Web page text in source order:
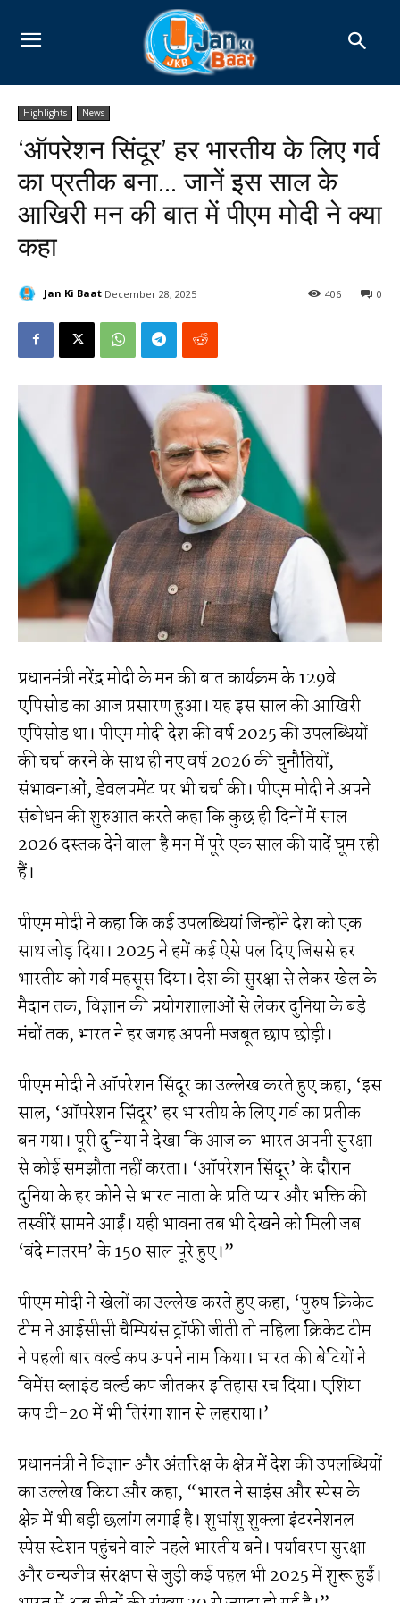
Highlights News
‘ऑपरेशन सिंदूर’ हर भारतीय के लिए गर्व
का प्रतीक बना… जानें इस साल के
आखिरी मन की बात में पीएम मोदी ने क्या
कहा
Jan Ki Baat December 28, 2025 0
406
प्रधानमंत्री नरेंद्र मोदी के मन की बात कार्यक्रम के 129वे
एपिसोड का आज प्रसारण हुआ। यह इस साल की आखिरी
एपिसोड था। पीएम मोदी देश की वर्ष 2025 की उपलब्धियों
की चर्चा करने के साथ ही नए वर्ष 2026 की चुनौतियों,
संभावनाओं, डेवलपमेंट पर भी चर्चा की। पीएम मोदी ने अपने
संबोधन की शुरुआत करते कहा कि कुछ ही दिनों में साल
2026 दस्तक देने वाला है मन में पूरे एक साल की यादें घूम रही
हैं।
पीएम मोदी ने कहा कि कई उपलब्धियां जिन्होंने देश को एक
साथ जोड़ दिया। 2025 ने हमें कई ऐसे पल दिए जिससे हर
भारतीय को गर्व महसूस दिया। देश की सुरक्षा से लेकर खेल के
मैदान तक, विज्ञान की प्रयोगशालाओं से लेकर दुनिया के बड़े
मंचों तक, भारत ने हर जगह अपनी मजबूत छाप छोड़ी।
पीएम मोदी ने ऑपरेशन सिंदूर का उल्लेख करते हुए कहा, ‘इस
साल, ‘ऑपरेशन सिंदूर’ हर भारतीय के लिए गर्व का प्रतीक
बन गया। पूरी दुनिया ने देखा कि आज का भारत अपनी सुरक्षा
से कोई समझौता नहीं करता। ‘ऑपरेशन सिंदूर’ के दौरान
दुनिया के हर कोने से भारत माता के प्रति प्यार और भक्ति की
तस्वीरें सामने आईं। यही भावना तब भी देखने को मिली जब
‘वंदे मातरम’ के 150 साल पूरे हुए।”
पीएम मोदी ने खेलों का उल्लेख करते हुए कहा, ‘पुरुष क्रिकेट
टीम ने आईसीसी चैम्पियंस ट्रॉफी जीती तो महिला क्रिकेट टीम
ने पहली बार वर्ल्ड कप अपने नाम किया। भारत की बेटियों ने
विमेंस ब्लाइंड वर्ल्ड कप जीतकर इतिहास रच दिया। एशिया
कप टी-20 में भी तिरंगा शान से लहराया।’
प्रधानमंत्री ने विज्ञान और अंतरिक्ष के क्षेत्र में देश की उपलब्धियों
का उल्लेख किया और कहा, “भारत ने साइंस और स्पेस के
क्षेत्र में भी बड़ी छलांग लगाई है। शुभांशु शुक्ला इंटरनेशनल
स्पेस स्टेशन पहुंचने वाले पहले भारतीय बने। पर्यावरण सुरक्षा
और वन्यजीव संरक्षण से जुड़ी कई पहल भी 2025 में शुरू हुईं।